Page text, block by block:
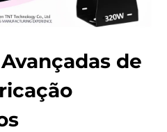
de